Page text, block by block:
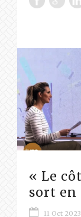
« Le
sort
11 Oct 2023